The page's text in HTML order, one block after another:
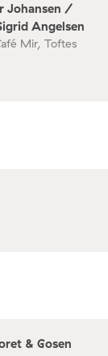
Johansen /
Angelsen
Mir, Toftes
& Gosen